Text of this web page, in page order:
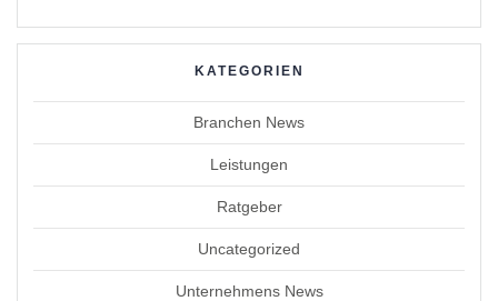
KATEGORIEN
Branchen News
Leistungen
Ratgeber
Uncategorized
Unternehmens News